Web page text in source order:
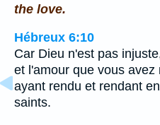
the love.
Hébreux 6:10
Car Dieu n'est pas
et l'amour que vous
ayant rendu et rendant
saints.